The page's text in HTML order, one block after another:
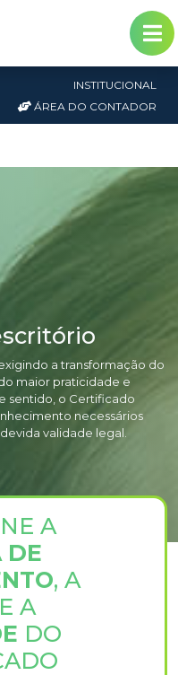
INSTITUCIONAL
ÁREA DO CONTADOR
a transformação do
maior praticidade e
sentido, o Certificado
necessários
validade legal.
A
DE
, A
A
DO